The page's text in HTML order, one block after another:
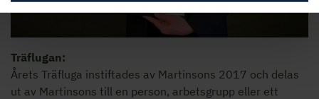
Träflugan:
Årets Träfluga instiftades av Martinsons 2017 och delas
ut av Martinsons till en person, arbetsgrupp eller ett